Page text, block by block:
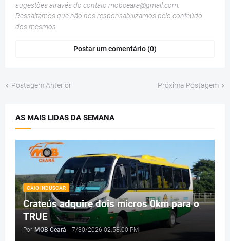
sugestões através do contato mobceara@gmail.com.
Ressaltamos que não nos responsabilizamos pelo conteúdo
dos mesmos.
Postar um comentário (0)
Postagem Anterior Próxima Postagem
AS MAIS LIDAS DA SEMANA
CAIO INDUSCAR
Crateús adquire dois micros 0km para o
TRUE
Por MOB Ceará - 7/30/2026 02:58:00 PM